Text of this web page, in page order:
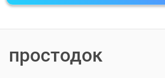
простодок